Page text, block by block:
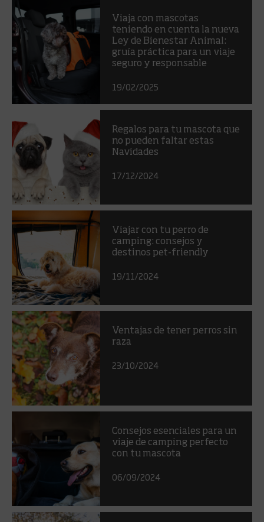
Viaja con mascotas
teniendo en cuenta la nueva
Ley de Bienestar Animal:
gruía práctica para un viaje
seguro y responsable
19/02/2025
Regalos para tu mascota que
no pueden faltar estas
Navidades
17/12/2024
Viajar con tu perro de
camping: consejos y
destinos pet-friendly
19/11/2024
Ventajas de tener perros sin
raza
23/10/2024
Consejos esenciales para un
viaje de camping perfecto
con tu mascota
06/09/2024